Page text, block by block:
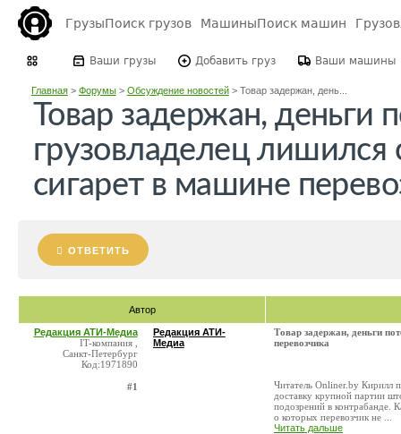
ГрузыПоиск грузов МашиныПоиск машин
Ваши грузы Добавить груз Ваши машины
Главная> Форумы> Обсуждение новостей> Товар задержан, день...
Товар задержан, деньги
грузовладелец лишился
сигарет в машине
ОТВЕТИТЬ
Автор
Редакция АТИ-Медиа
IT-компания ,
Санкт-Петербург
Код:1971890
#1
Редакция АТИ-
Медиа
Товар задержан, деньги
перевозчика
Читатель Onliner.by Кирилл
доставку крупной партии
подозрений в контрабанде.
о которых перевозчик не ...
Читать дальше